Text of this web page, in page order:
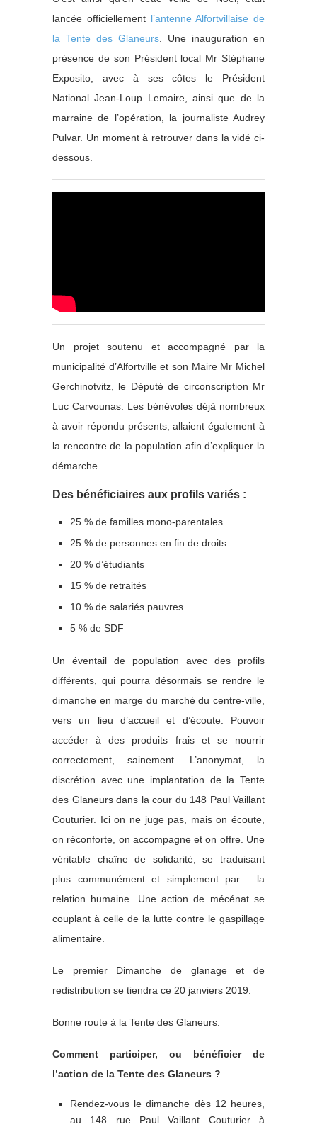
lancée officiellement l’antenne Alfortvillaise de
la Tente des Glaneurs. Une inauguration en
présence de son Président local Mr Stéphane
Exposito, avec à ses côtes le Président
National Jean-Loup Lemaire, ainsi que de la
marraine de l’opération, la journaliste Audrey
Pulvar. Un moment à retrouver dans la vidé ci-
dessous.
Un projet soutenu et accompagné par la
municipalité d’Alfortville et son Maire Mr Michel
Gerchinotvitz, le Député de circonscription Mr
Luc Carvounas. Les bénévoles déjà nombreux
à avoir répondu présents, allaient également à
la rencontre de la population afin d’expliquer la
démarche.
Des bénéficiaires aux profils variés :
25 % de familles mono-parentales
25 % de personnes en fin de droits
20 % d’étudiants
15 % de retraités
10 % de salariés pauvres
5 % de SDF
Un éventail de population avec des profils
différents, qui pourra désormais se rendre le
dimanche en marge du marché du centre-ville,
vers un lieu d’accueil et d’écoute. Pouvoir
accéder à des produits frais et se nourrir
correctement, sainement. L’anonymat, la
discrétion avec une implantation de la Tente
des Glaneurs dans la cour du 148 Paul Vaillant
Couturier. Ici on ne juge pas, mais on écoute,
on réconforte, on accompagne et on offre. Une
véritable chaîne de solidarité, se traduisant
plus communément et simplement par… la
relation humaine. Une action de mécénat se
couplant à celle de la lutte contre le gaspillage
alimentaire.
Le premier Dimanche de glanage et de
redistribution se tiendra ce 20 janviers 2019.
Bonne route à la Tente des Glaneurs.
Comment participer, ou bénéficier de
l’action de la Tente des Glaneurs ?
Rendez-vous le dimanche dès 12 heures,
au 148 rue Paul Vaillant Couturier à